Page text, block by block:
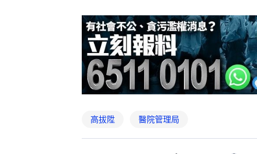
高拔陞 醫院管理局